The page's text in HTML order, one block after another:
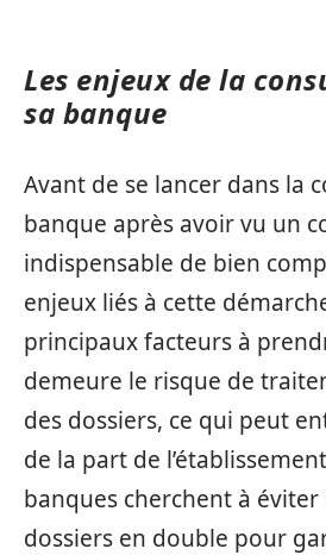
Les enjeux de la
sa banque
Avant de se lancer dans la
banque après avoir vu un
indispensable de bien
enjeux liés à cette
principaux facteurs à
demeure le risque de
des dossiers, ce qui peut
de la part de
banques cherchent à
dossiers en double pour